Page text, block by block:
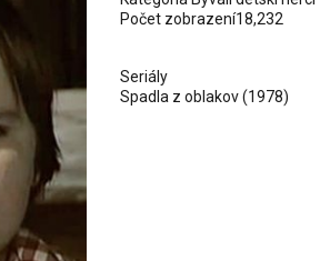
Počet zobrazení18,232
Seriály
Spadla z oblakov(1978)